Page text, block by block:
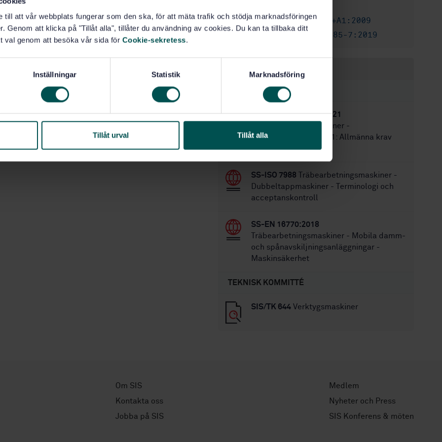
till att vår webbplats fungerar som den ska, för att mäta trafik och stödja marknadsföringen
Genom att klicka på "Tillåt alla", tillåter du användning av cookies. Du kan ta tillbaka ditt
val genom att besöka vår sida för Cookie-sekretess.
Inställningar Statistik Marknadsföring
Tillåt urval Tillåt alla
mode or vice versa is achieved by
performed at the same time.
thicknessing machines which are manufactured
under A.5 of Annex IV of the Machinery Directive.
(79.120.10)
Ersätter: SS-EN 861:2007+A1:2009
SS-EN ISO 19085-7:2019
STANDARDER
SS-EN ISO 19085-1:2021
Träbearbetningsmaskiner -
Maskinsäkerhet - Del 1: Allmänna krav
(ISO 19085-1:2021)
SS-ISO 7988 Träbearbetningsmaskiner -
Dubbeltappmaskiner - Terminologi och
acceptanskontroll
SS-EN 16770:2018
Träbearbetningsmaskiner - Mobila damm-
och spånavskiljningsanläggningar -
Maskinsäkerhet
TEKNISK KOMMITTÉ
SIS/TK 644 Verktygsmaskiner
Om SIS
Kontakta oss
Jobba på SIS
Medlem
Nyheter och Press
SIS Konferens & möten